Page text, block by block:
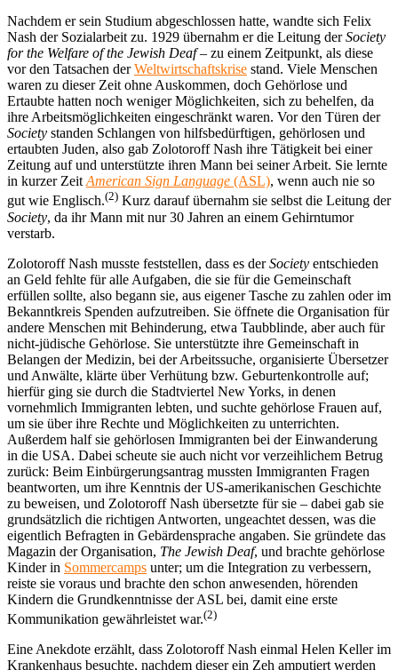
Nachdem er sein Studium abgeschlossen hatte, wandte sich Felix
Nash der Sozialarbeit zu. 1929 übernahm er die Leitung derSociety
for the Welfare of the Jewish Deaf– zu einem Zeitpunkt, als diese
vor den Tatsachen derWeltwirtschaftskrise stand. Viele Menschen
waren zu dieser Zeit ohne Auskommen, doch Gehörlose und
Ertaubte hatten noch weniger Möglichkeiten, sich zu behelfen, da
ihre Arbeitsmöglichkeiten eingeschränkt waren. Vor den Türen der
Society standen Schlangen von hilfsbedürftigen, gehörlosen und
ertaubten Juden, also gab Zolotoroff Nash ihre Tätigkeit bei einer
Zeitung auf und unterstützte ihren Mann bei seiner Arbeit. Sie lernte
in kurzer Zeit American Sign Language (ASL), wenn auch nie so
gut wie Englisch.(2) Kurz darauf übernahm sie selbst die Leitung der
Society, da ihr Mann mit nur 30 Jahren an einem Gehirntumor
verstarb.
Zolotoroff Nash musste feststellen, dass es derSociety entschieden
an Geld fehlte für alle Aufgaben, die sie für die Gemeinschaft
erfüllen sollte, also begann sie, aus eigener Tasche zu zahlen oder im
Bekanntkreis Spenden aufzutreiben. Sie öffnete die Organisation für
andere Menschen mit Behinderung, etwa Taubblinde, aber auch für
nicht-jüdische Gehörlose. Sie unterstützte ihre Gemeinschaft in
Belangen der Medizin, bei der Arbeitssuche, organisierte Übersetzer
und Anwälte, klärte über Verhütung bzw. Geburtenkontrolle auf;
hierfür ging sie durch die Stadtviertel New Yorks, in denen
vornehmlich Immigranten lebten, und suchte gehörlose Frauen auf,
um sie über ihre Rechte und Möglichkeiten zu unterrichten.
Außerdem half sie gehörlosen Immigranten bei der Einwanderung
in die USA. Dabei scheute sie auch nicht vor verzeihlichem Betrug
zurück: Beim Einbürgerungsantrag mussten Immigranten Fragen
beantworten, um ihre Kenntnis der US-amerikanischen Geschichte
zu beweisen, und Zolotoroff Nash übersetzte für sie – dabei gab sie
grundsätzlich die richtigen Antworten, ungeachtet dessen, was die
eigentlich Befragten in Gebärdensprache angaben. Sie gründete das
Magazin der Organisation, The Jewish Deaf, und brachte gehörlose
Kinder in Sommercamps unter; um die Integration zu verbessern,
reiste sie voraus und brachte den schon anwesenden, hörenden
Kindern die Grundkenntnisse der ASL bei, damit eine erste
Kommunikation gewährleistet war.(2)
Eine Anekdote erzählt, dass Zolotoroff Nash einmal Helen Keller im
Krankenhaus besuchte, nachdem dieser ein Zeh amputiert werden